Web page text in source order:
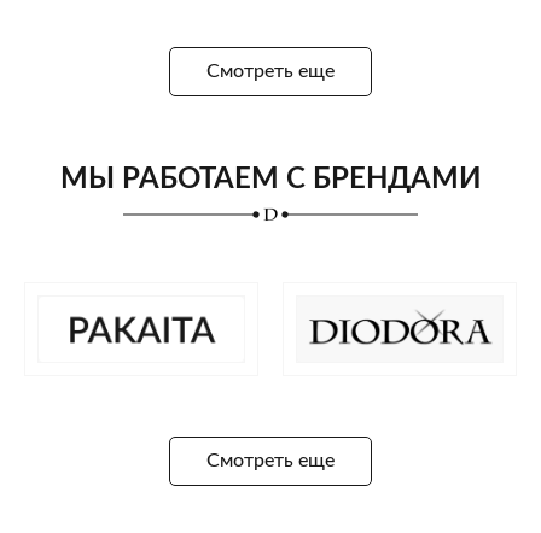
Смотреть еще
МЫ РАБОТАЕМ С БРЕНДАМИ
Смотреть еще